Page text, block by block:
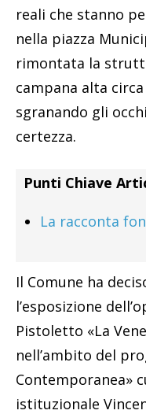
reali che stanno
nella piazza
rimontata la
campana alta
sgranando gli
certezza.
Punti Chiave
La racconta
Il Comune ha
l’esposizione
Pistoletto «La
nell’ambito del
Contemporanea»
istituzionale